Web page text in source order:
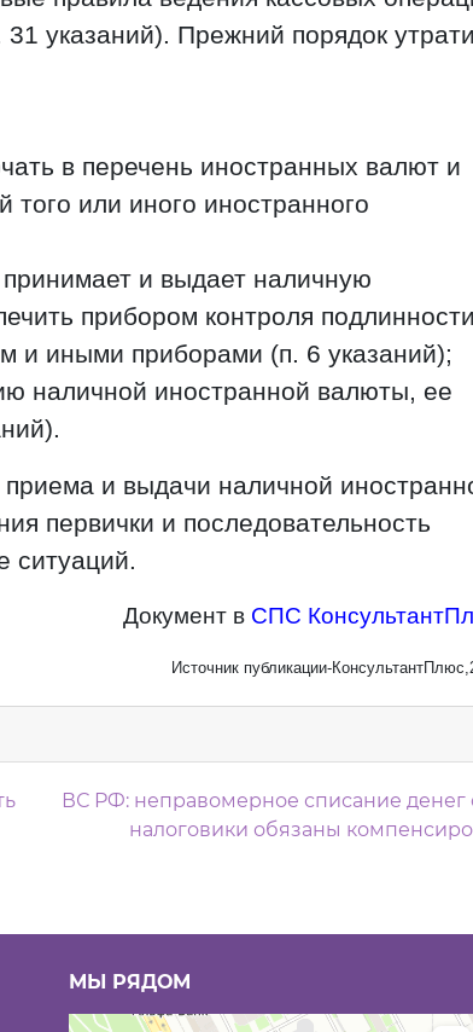
указаний). Прежний порядок
в перечень иностранных валют и
или иного иностранного
и выдает наличную
прибором контроля подлинности
и иными приборами (п. 6 указаний);
наличной иностранной валюты, ее
и выдачи наличной
первички и последовательность
ситуаций.
Документ в СПС
Источник публикации-
ВС РФ: неправомерное списание денег
налоговики обязаны
МЫ РЯДОМ